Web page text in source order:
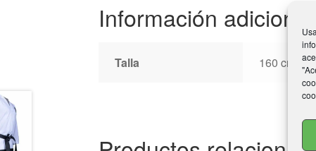
Información adicional
Talla 160 cm,